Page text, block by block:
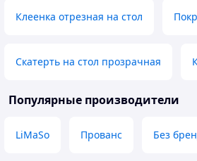
Клеенка отрезная на стол
Скатерть на стол прозрачная
Популярные производители
LiMaSo Прованс Без